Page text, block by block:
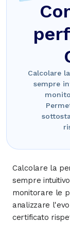
Calcolare
sempre
Calcolare la
sempre
monitorare le
analizzare
certificato